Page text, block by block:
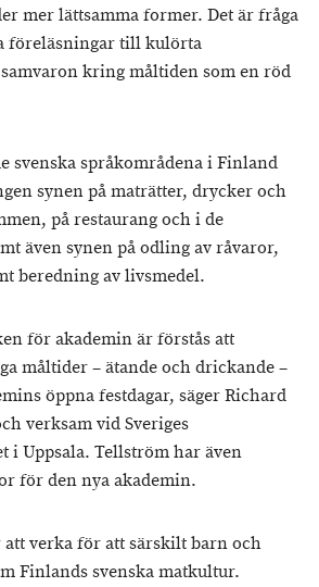
mer lättsamma former. Det är fråga
föreläsningar till kulörta
kring måltiden som en röd
svenska språkområdena i Finland
synen på maträtter, drycker och
på restaurang och i de
även synen på odling av råvaror,
beredning av livsmedel.
för akademin är förstås att
måltider – ätande och drickande –
öppna festdagar, säger Richard
verksam vid Sveriges
i Uppsala. Tellström har även
för den nya akademin.
verka för att särskilt barn och
Finlands svenska matkultur.